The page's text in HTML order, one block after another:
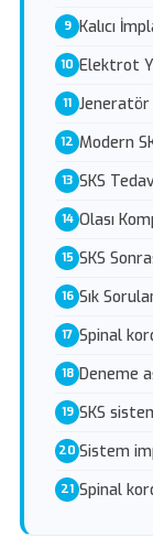
Kalıcı
Elektrot
Jeneratör
Modern
SKS
Olası
SKS
Sık
Spinal
Deneme
SKS
Sistem
Spinal